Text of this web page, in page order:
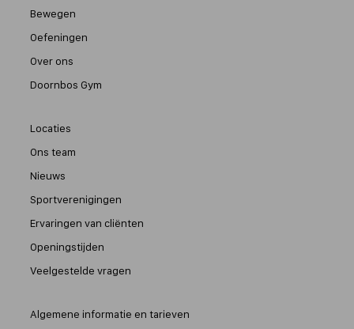
Bewegen
Oefeningen
Over ons
Doornbos Gym
Locaties
Ons team
Nieuws
Sportverenigingen
Ervaringen van cliënten
Openingstijden
Veelgestelde vragen
Algemene informatie en tarieven